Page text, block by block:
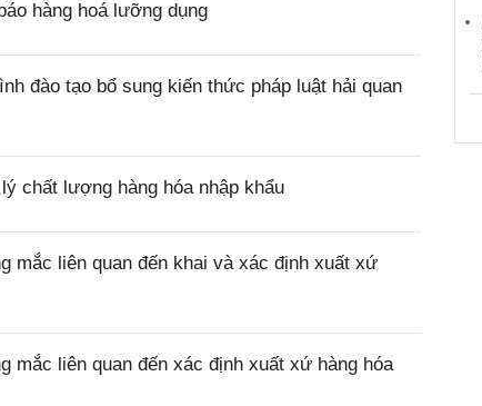
hàng hoá lưỡng dụng
đào tạo bổ sung kiến thức pháp luật hải quan
chất lượng hàng hóa nhập khẩu
mắc liên quan đến khai và xác định xuất xứ
mắc liên quan đến xác định xuất xứ hàng hóa